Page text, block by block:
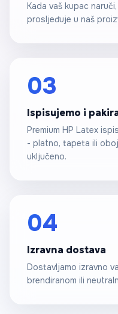
Kada vaš kupac
prosljeđuje u naš
03
Ispisujemo i
Premium HP Latex
- platno, tapeta ili
uključeno.
04
Izravna dostava
Dostavljamo izravno
brendiranom ili